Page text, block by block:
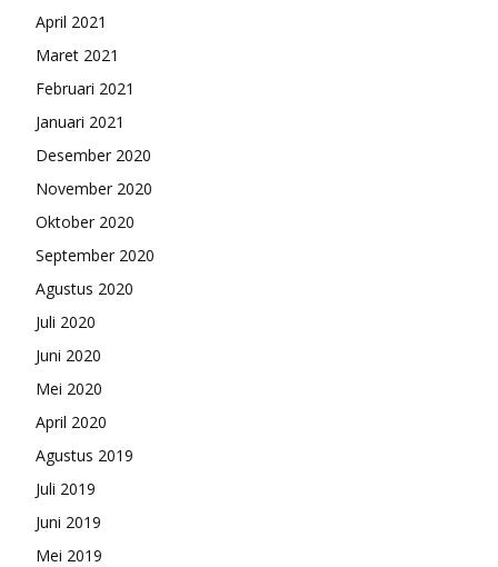
April 2021
Maret 2021
Februari 2021
Januari 2021
Desember 2020
November 2020
Oktober 2020
September 2020
Agustus 2020
Juli 2020
Juni 2020
Mei 2020
April 2020
Agustus 2019
Juli 2019
Juni 2019
Mei 2019